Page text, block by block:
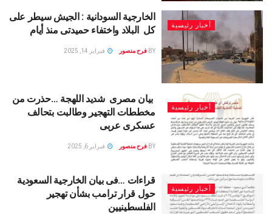
أخبار رئيسية
الخارجية السودانية : الجيش سيطر على
كل البلاد واختفاء حميدتى منذ أيام
BY فرح منصور فبراير 14, 2025
أخبار رئيسية
بيان مصرى شديد اللهجة …حذرت من
مخططات التهجير وطالبت بتحالف
عسكرى عربى
BY فرح منصور فبراير 6, 2025
أخبار رئيسية
قراءات …فى بيان الخارجية السعودية
حول قرار ترامب بشأن تهجير
الفلسطينيين